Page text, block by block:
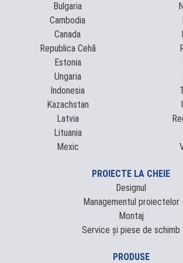
Bulgaria
Cambodia
Canada
Republica Cehă
Estonia
Ungaria
Indonesia
Kazachstan
Latvia
Lituania
Mexic
PROIECTE LA CHEIE
Designul
Managementul proiectelor
Montaj
Service și piese de schimb
PRODUSE